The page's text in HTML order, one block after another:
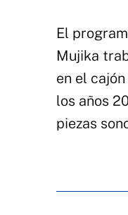
El
Mujika
en el
los años
piezas